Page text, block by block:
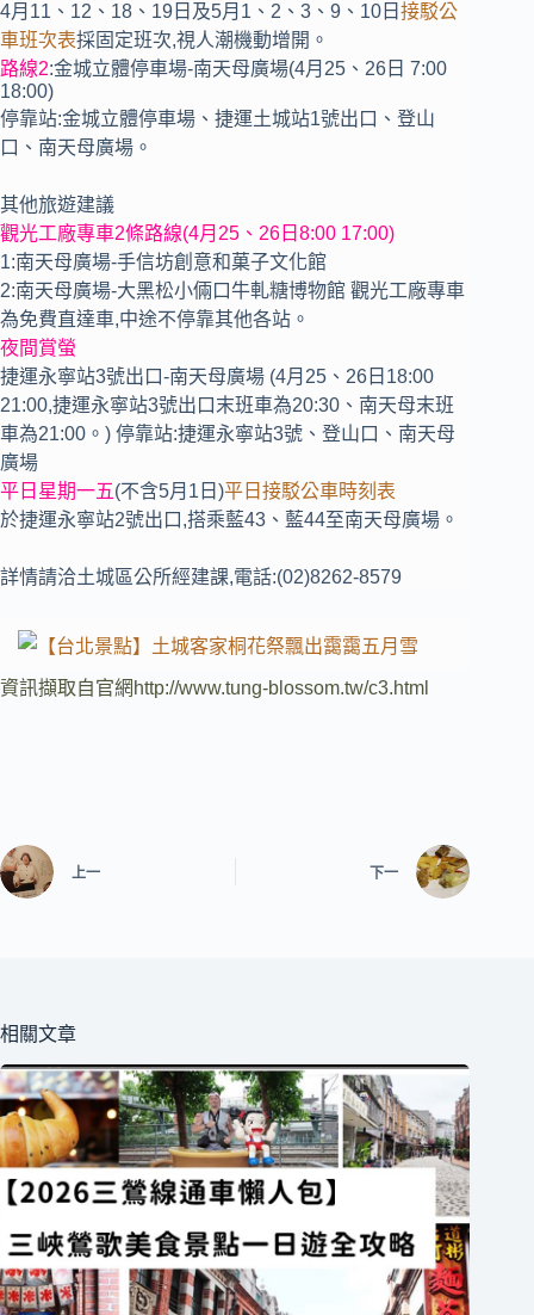
4月11、12、18、19日及5月1、2、3、9、10日 接駁公
車班次表採固定班次,視人潮機動增開。
路線2:金城立體停車場-南天母廣場(4月25、26日 7:00
18:00)
停靠站:金城立體停車場、捷運土城站1號出口、登山
口、南天母廣場。
其他旅遊建議
觀光工廠專車2條路線(4月25、26日8:00 17:00)
1:南天母廣場-手信坊創意和菓子文化館
2:南天母廣場-大黑松小倆口牛軋糖博物館 觀光工廠專車
為免費直達車,中途不停靠其他各站。
夜間賞螢
捷運永寧站3號出口-南天母廣場 (4月25、26日18:00
21:00,捷運永寧站3號出口末班車為20:30、南天母末班
車為21:00。) 停靠站:捷運永寧站3號、登山口、南天母
廣場
平日星期一五(不含5月1日)平日接駁公車時刻表
於捷運永寧站2號出口,搭乘藍43、藍44至南天母廣場。
詳情請洽土城區公所經建課,電話:(02)8262-8579
資訊擷取自官網http://www.tung-blossom.tw/c3.html
上一 下一
相關文章